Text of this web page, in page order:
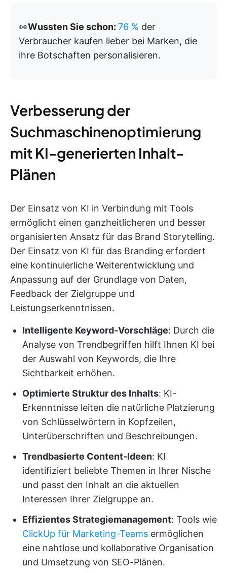
👀Wussten Sie schon: 76 % der
Verbraucher kaufen lieber bei Marken, die
ihre Botschaften personalisieren.
Verbesserung der
Suchmaschinenoptimierung
mit KI-generierten Inhalt-
Plänen
Der Einsatz von KI in Verbindung mit Tools
ermöglicht einen ganzheitlicheren und besser
organisierten Ansatz für das Brand Storytelling.
Der Einsatz von KI für das Branding erfordert
eine kontinuierliche Weiterentwicklung und
Anpassung auf der Grundlage von Daten,
Feedback der Zielgruppe und
Leistungserkenntnissen.
Intelligente Keyword-Vorschläge: Durch die
Analyse von Trendbegriffen hilft Ihnen KI bei
der Auswahl von Keywords, die Ihre
Sichtbarkeit erhöhen.
Optimierte Struktur des Inhalts: KI-
Erkenntnisse leiten die natürliche Platzierung
von Schlüsselwörtern in Kopfzeilen,
Unterüberschriften und Beschreibungen.
Trendbasierte Content-Ideen: KI
identifiziert beliebte Themen in Ihrer Nische
und passt den Inhalt an die aktuellen
Interessen Ihrer Zielgruppe an.
Effizientes Strategiemanagement: Tools wie
ClickUp für Marketing-Teams ermöglichen
eine nahtlose und kollaborative Organisation
und Umsetzung von SEO-Plänen.